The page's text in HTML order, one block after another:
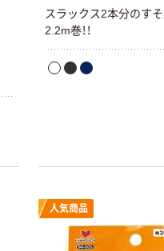
スラックス2本分のす
2.2m巻！！
人気商品